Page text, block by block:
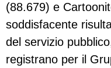
(88.679) e
soddisfacente
del servizio
registrano per il